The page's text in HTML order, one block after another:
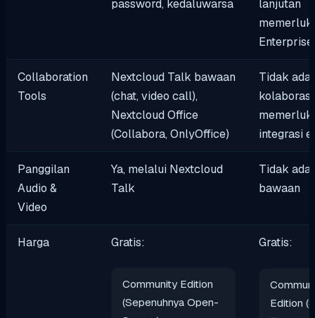
password, kedaluwarsa
lanjutan
Enterprise
Collaboration
Tools
Nextcloud Talk bawaan
(chat, video call),
Nextcloud Office
(Collabora, OnlyOffice)
Tidak ada
integrasi
Panggilan
Audio &
Video
Ya, melalui Nextcloud
Talk
Tidak ada
bawaan
Harga Gratis:
Community Edition
(Sepenuhnya Open-
Gratis:
Edition